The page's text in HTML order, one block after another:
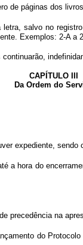
de páginas dos
salvo no
Exemplos: 2-A a
CAPÍTULO III
Da Ordem do
expediente,
a hora do
na
do